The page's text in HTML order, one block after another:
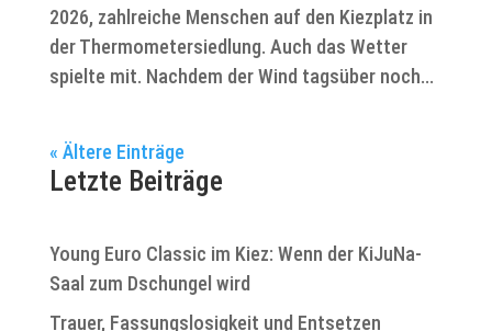
2026, zahlreiche Menschen auf den Kiezplatz in
der Thermometersiedlung. Auch das Wetter
spielte mit. Nachdem der Wind tagsüber noch...
« Ältere Einträge
Letzte Beiträge
Young Euro Classic im Kiez: Wenn der KiJuNa-
Saal zum Dschungel wird
Trauer, Fassungslosigkeit und Entsetzen